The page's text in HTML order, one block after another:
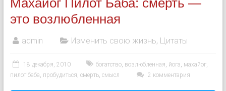
Махайог Пилот Баба: смерть —
это возлюбленная
admin Изменить свою жизнь, Цитаты
18 декабря, 2010 богатство, возлюбленная, йога, махайог,
пилот баба, пробудиться, смерть, смысл 2 комментария